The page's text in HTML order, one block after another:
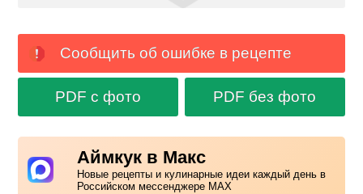
Сообщить об ошибке в рецепте
PDF с фото PDF без фото
Аймкук в Макс
Новые рецепты и кулинарные идеи каждый день в
Российском мессенджере MAX